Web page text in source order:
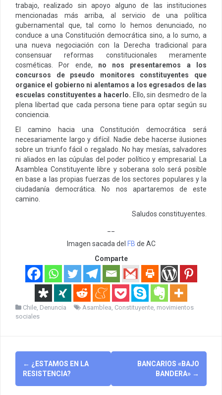
trabajo, realizado sin apoyo alguno de las instituciones
mencionadas más arriba, al servicio de una política
gubernamental que, tal como lo hemos denunciado, no
conduce a una Constitución democrática sino, a lo sumo, a
una nueva negociación con la Derecha tradicional para
consensuar reformas constitucionales meramente
cosméticas. Por ende, no nos presentaremos a los
concursos de pseudo monitores constituyentes que
organice el gobierno ni alentamos a los egresados de las
escuelas constituyentes a hacerlo. Ello, sin desmedro de la
plena libertad que cada persona tiene para optar según su
conciencia.
El camino hacia una Constitución democrática será
necesariamente largo y difícil. Nadie debe hacerse ilusiones
sobre un triunfo fácil o regalado. No hay mesías, salvadores
ni aliados en las cúpulas del poder político y empresarial. La
Asamblea Constituyente libre y soberana solo será posible
en base a las propias fuerzas de los sectores populares y la
ciudadanía democrática. No nos apartaremos de este
camino.
Saludos constituyentes.
Imagen sacada del FB de AC
Comparte
Chile Denuncia Asamblea Constituyente movimientos
sociales
Post
navigation
← ¿ESTAMOS EN LA
RESISTENCIA?
BANCARIOS «BAJO
BANDERA» →